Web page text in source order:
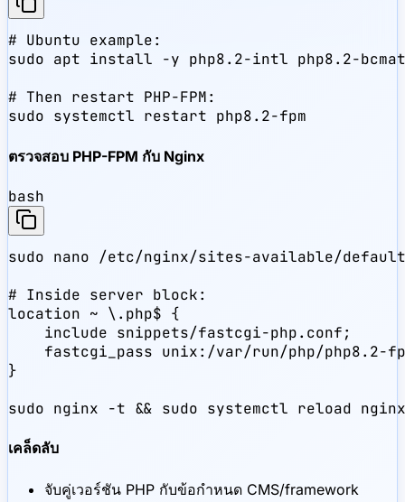
# Ubuntu example:
sudo apt install -y php8.2-intl php8.2-
# Then restart PHP-FPM:
sudo systemctl restart php8.2-fpm
ตรวจสอบ PHP-FPM กับ Nginx
bash
sudo nano /etc/nginx/sites-available/default
# Inside server block:
location ~ \.php$ {
    include snippets/fastcgi-php.conf;
fastcgi_pass unix:/var/run/php/php8.2-
}
sudo nginx -t && sudo systemctl reload nginx
เคล็ดลับ
จับคู่เวอร์ชัน PHP กับข้อกำหนด CMS/framework